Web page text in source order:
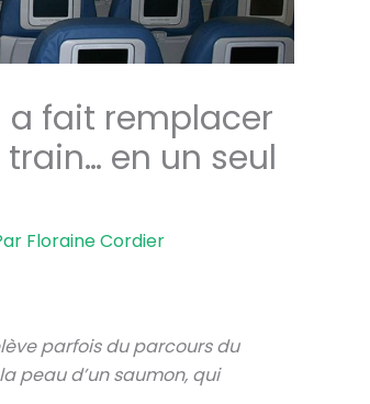
a fait remplacer
en un seul
Floraine Cordier
parfois du parcours du
peau d’un saumon, qui